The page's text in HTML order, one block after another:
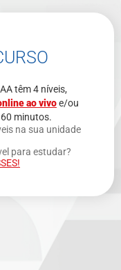
têm 4 níveis,
ao vivoe/ou
minutos.
na sua unidade
para estudar?